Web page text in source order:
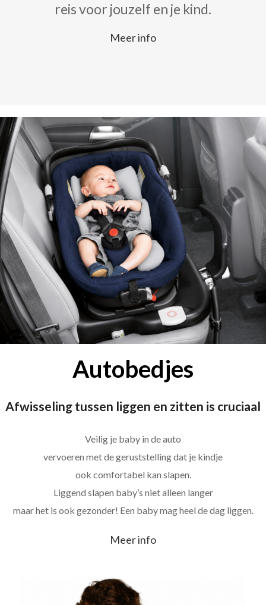
reis voor jouzelf en je kind.
Meer info
Autobedjes
Afwisseling tussen liggen en zitten is cruciaal
Veilig je baby in de auto
vervoeren met de geruststelling dat je kindje
ook comfortabel kan slapen.
Liggend slapen baby’s niet alleen langer
maar het is ook gezonder! Een baby mag heel de dag liggen.
Meer info